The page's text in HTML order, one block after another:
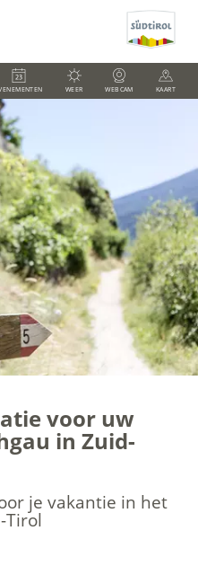
WEER WEBCAM KAART
voor uw
in Zuid-
je vakantie in het
Tirol